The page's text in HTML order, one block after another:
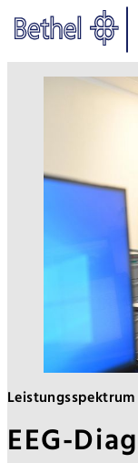
Zum Hauptinhalt
Zur Fußzeile
Bethel -
EEG-